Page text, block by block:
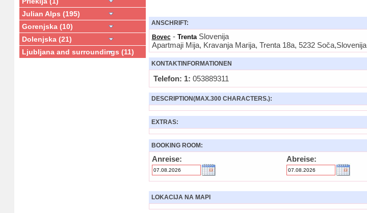
Julian Alps (195)
Gorenjska (10)
Dolenjska (21)
Ljubljana and surroundings (11)
ANSCHRIFT:
Bovec- TrentaSlovenija
Apartmaji Mija, Kravanja Marija, Trenta 18a, 5232 Soča,Slovenija
KONTAKTINFORMATIONEN
Telefon: 1: 053889311
DESCRIPTION(MAX.300 CHARACTERS.):
EXTRAS:
BOOKING ROOM:
Anreise: Abreise:
LOKACIJA NA MAPI